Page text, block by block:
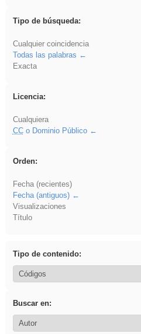
Tipo de búsqueda:
Cualquier coincidencia
Todas las palabras
Exacta
Licencia:
Cualquiera
CCo Dominio Público
Orden:
Fecha (recientes)
Fecha (antiguos)
Visualizaciones
Título
Tipo de contenido:
Buscar en: